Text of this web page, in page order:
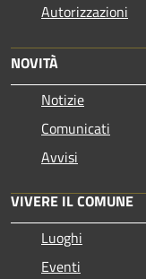
Autorizzazioni
NOVITÀ
Notizie
Comunicati
Avvisi
VIVERE IL COMUNE
Luoghi
Eventi